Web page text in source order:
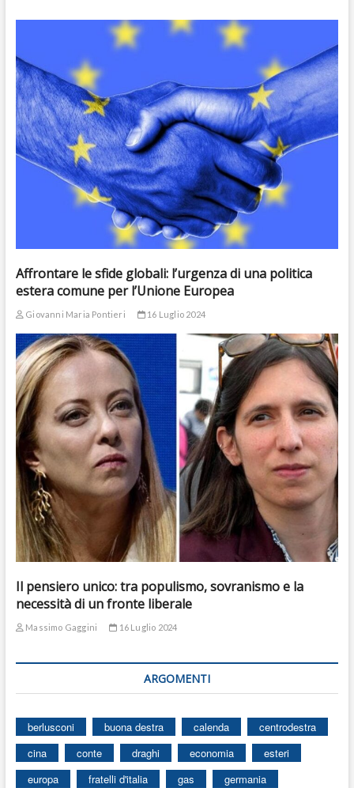
Affrontare le sfide globali: l’urgenza di una politica
estera comune per l’Unione Europea
Giovanni Maria Pontieri 16 Luglio 2024
Il pensiero unico: tra populismo, sovranismo e la
necessità di un fronte liberale
Massimo Gaggini 16 Luglio 2024
ARGOMENTI
berlusconi buona destra calenda
centrodestra
cina
conte draghi economia
esteri
europa
fratelli d'italia gas
germania